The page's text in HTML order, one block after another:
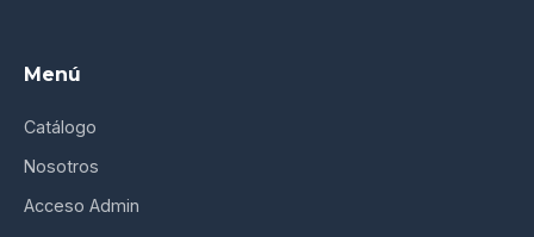
Menú
Catálogo
Nosotros
Acceso Admin